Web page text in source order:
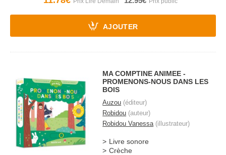
AJOUTER
MA COMPTINE ANIMEE -
PROMENONS-NOUS DANS LES
BOIS
Auzou (éditeur)
Robidou (auteur)
Robidou Vanessa(illustrateur)
Livre sonore
Crèche